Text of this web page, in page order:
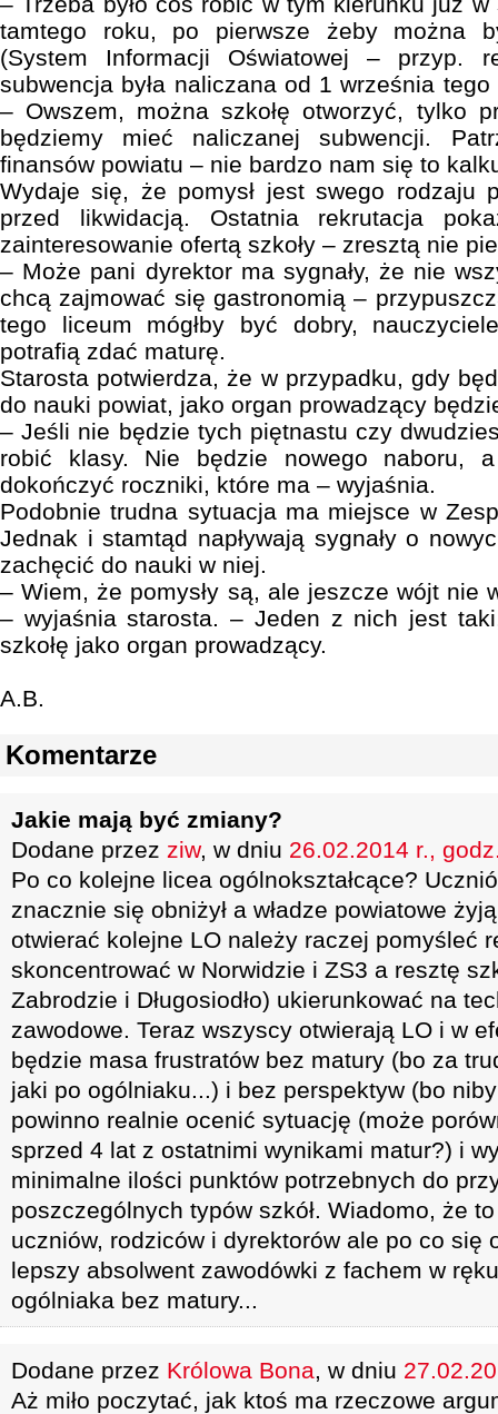
tamtego roku, po pierwsze żeby można
(System Informacji Oświatowej – przyp.
subwencja była naliczana od 1 września
– Owszem, można szkołę otworzyć, tylko
będziemy mieć naliczanej subwencji.
finansów powiatu – nie bardzo nam się to
Wydaje się, że pomysł jest swego rodzaju
przed likwidacją. Ostatnia rekrutacja
zainteresowanie ofertą szkoły – zresztą nie
– Może pani dyrektor ma sygnały, że nie
chcą zajmować się gastronomią –
tego liceum mógłby być dobry,
potrafią zdać maturę.
Starosta potwierdza, że w przypadku, gdy
do nauki powiat, jako organ prowadzący
– Jeśli nie będzie tych piętnastu czy
robić klasy. Nie będzie nowego naboru, a
dokończyć roczniki, które ma – wyjaśnia.
Podobnie trudna sytuacja ma miejsce w
Jednak i stamtąd napływają sygnały o
zachęcić do nauki w niej.
– Wiem, że pomysły są, ale jeszcze wójt nie
– wyjaśnia starosta. – Jeden z nich jest
szkołę jako organ prowadzący.
A.B.
Komentarze
Jakie mają być zmiany?
Dodane przez ziw, w dniu 26.02.2014 r.,
Po co kolejne licea ogólnokształcące?
znacznie się obniżył a władze powiatowe
otwierać kolejne LO należy raczej pomyśleć
skoncentrować w Norwidzie i ZS3 a resztę
Zabrodzie i Długosiodło) ukierunkować na
zawodowe. Teraz wszyscy otwierają LO i w
będzie masa frustratów bez matury (bo za
jaki po ogólniaku...) i bez perspektyw (bo
powinno realnie ocenić sytuację (może
sprzed 4 lat z ostatnimi wynikami matur?) i
minimalne ilości punktów potrzebnych do
poszczególnych typów szkół. Wiadomo, że
uczniów, rodziców i dyrektorów ale po co się
lepszy absolwent zawodówki z fachem w
ogólniaka bez matury...
Dodane przez Królowa Bona, w dniu
Aż miło poczytać, jak ktoś ma rzeczowe